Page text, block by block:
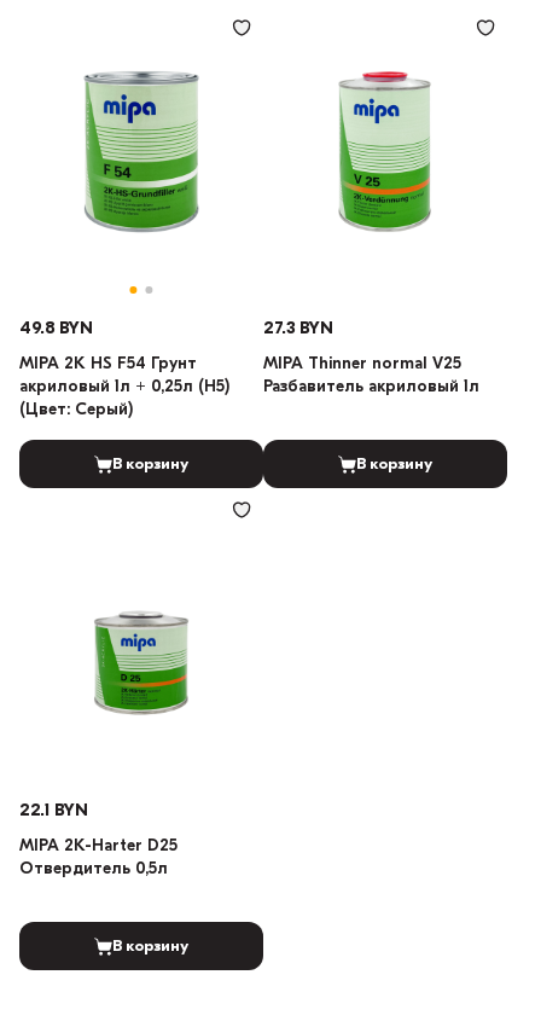
49.8 BYN
MIPA 2K HS F54 Грунт
акриловый 1л + 0,25л (H5)
(Цвет: Серый)
В корзину
27.3 BYN
MIPA Thinner normal V25
Разбавитель акриловый 1л
В корзину
22.1 BYN
MIPA 2K-Harter D25
Отвердитель 0,5л
В корзину